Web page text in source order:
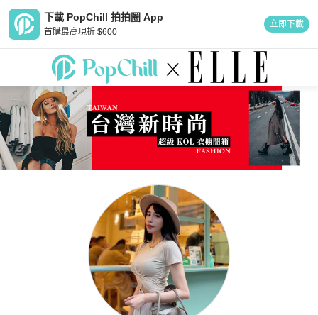
下載 PopChill 拍拍圈 App
首購最高現折 $600
立即下載